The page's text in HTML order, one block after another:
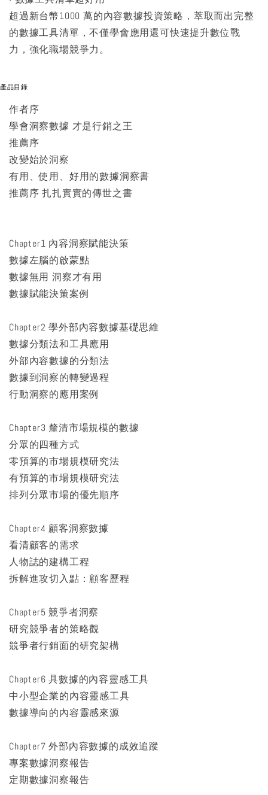
超過新台幣1000 萬的內容數據投資策略，萃取而出完整
的數據工具清單，不僅學會應用還可快速提升數位戰
力，強化職場競爭力。
產品目錄
作者序
學會洞察數據 才是行銷之王
推薦序
改變始於洞察
有用、使用、好用的數據洞察書
推薦序 扎扎實實的傳世之書
Chapter1 內容洞察賦能決策
數據左腦的啟蒙點
數據無用 洞察才有用
數據賦能決策案例
Chapter2 學外部內容數據基礎思維
數據分類法和工具應用
外部內容數據的分類法
數據到洞察的轉變過程
行動洞察的應用案例
Chapter3 釐清市場規模的數據
分眾的四種方式
零預算的市場規模研究法
有預算的市場規模研究法
排列分眾市場的優先順序
Chapter4 顧客洞察數據
看清顧客的需求
人物誌的建構工程
拆解進攻切入點：顧客歷程
Chapter5 競爭者洞察
研究競爭者的策略觀
競爭者行銷面的研究架構
Chapter6 具數據的內容靈感工具
中小型企業的內容靈感工具
數據導向的內容靈感來源
Chapter7 外部內容數據的成效追蹤
專案數據洞察報告
定期數據洞察報告